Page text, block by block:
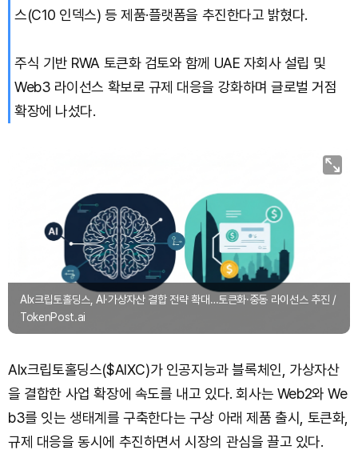
스(C10 인덱스) 등 제품·플랫폼을 추진한다고 밝혔다.
주식 기반 RWA 토큰화 검토와 함께 UAE 자회사 설립 및
Web3 라이선스 확보로 규제 대응을 강화하며 글로벌 거점
확장에 나섰다.
AIx크립토홀딩스, AI·가상자산 결합 전략 확대…토큰화·중동 라이선스 추진 /
TokenPost.ai
AIx크립토홀딩스($AIXC)가 인공지능과 블록체인, 가상자산
을 결합한 사업 확장에 속도를 내고 있다. 회사는 Web2와 We
b3를 잇는 생태계를 구축한다는 구상 아래 제품 출시, 토큰화,
규제 대응을 동시에 추진하면서 시장의 관심을 끌고 있다.